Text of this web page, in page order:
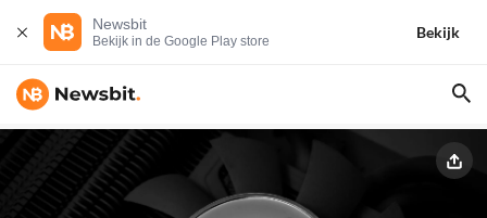
Newsbit
Bekijk in de Google Play store
Bekijk